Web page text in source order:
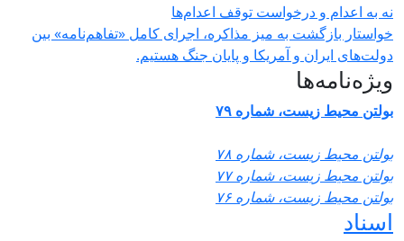
به اعدام و درخواست توقف اعدام‌ها
بازگشت به میز مذاکره، اجرای کامل «تفاهم‌نامه» بین
ایران و آمریکا و پایان جنگ هستیم.
محیط زیست، شماره ۷۹
محیط زیست، شماره ۷۸
محیط زیست، شماره ۷۷
محیط زیست، شماره ۷۶